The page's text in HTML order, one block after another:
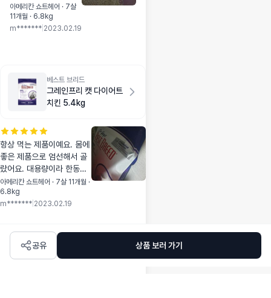
가 적어 좋네요. 입자
는 큰편이고 냄새도
잘 잡아줘요. 가격만
아메리칸 쇼트헤어 · 7살
11개월 · 6.8kg
m******* 2023.02.19
베스트 브리드
그레인프리 캣 다이어트
치킨 5.4kg
항상 먹는 제품이예요. 몸에
좋은 제품으로 엄선해서 골
랐어요. 대용량이라 한동안
먹거리 걱정 없겠네요. 통에
소분해서 나눠먹어요.
아메리칸 쇼트헤어 · 7살 11개월 ·
6.8kg
m******* 2023.02.19
공유 상품 보러 가기